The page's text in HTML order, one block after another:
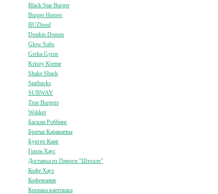
Black Star Burger
Burger Heroes
BUZfood
Dunkin Donuts
Glow Subs
Greka Gyros
Krispy Kreme
Shake Shack
Starbucks
SUBWAY
True Burgers
Wokker
Баскин Роббинс
Братья Караваевы
Бургер Кинг
Гриль Хаус
Доставка из Пироги "Штолле"
Кофе Хауз
Кофемания
Крошка картошка